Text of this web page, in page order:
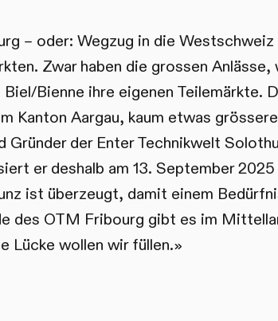
– oder: Wegzug in die
Zwar haben die grossen
Bienne ihre eigenen Teilemärkte.
Kanton Aargau, kaum etwas
Gründer der Enter Technikwelt
er deshalb am 13. September
ist überzeugt, damit einem
des OTM Fribourg gibt es im
Lücke wollen wir füllen.»